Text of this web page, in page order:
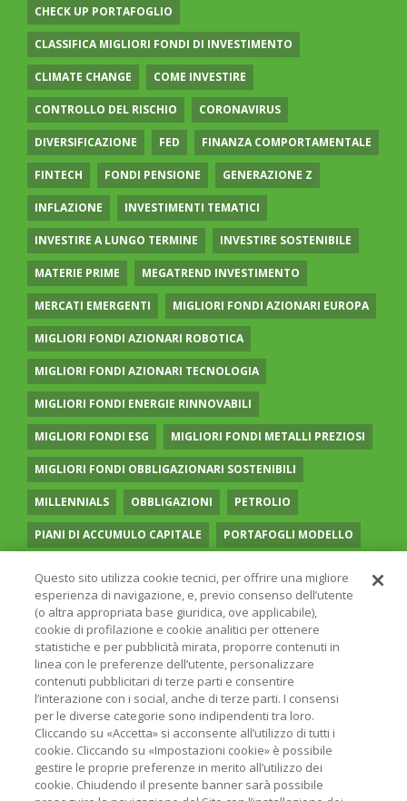
CHECK UP PORTAFOGLIO
CLASSIFICA MIGLIORI FONDI DI INVESTIMENTO
CLIMATE CHANGE COME INVESTIRE
CONTROLLO DEL RISCHIO CORONAVIRUS
DIVERSIFICAZIONE FED FINANZA COMPORTAMENTALE
FINTECH FONDI PENSIONE GENERAZIONE Z
INFLAZIONE INVESTIMENTI TEMATICI
INVESTIRE A LUNGO TERMINE INVESTIRE SOSTENIBILE
MATERIE PRIME MEGATREND INVESTIMENTO
MERCATI EMERGENTI MIGLIORI FONDI AZIONARI EUROPA
MIGLIORI FONDI AZIONARI ROBOTICA
MIGLIORI FONDI AZIONARI TECNOLOGIA
MIGLIORI FONDI ENERGIE RINNOVABILI
MIGLIORI FONDI ESG MIGLIORI FONDI METALLI PREZIOSI
MIGLIORI FONDI OBBLIGAZIONARI SOSTENIBILI
MILLENNIALS OBBLIGAZIONI PETROLIO
PIANI DI ACCUMULO CAPITALE PORTAFOGLI MODELLO
RISPARMIO GESTITO SOCIAL MEDIA STILE VALUE
TASSI UGUAGLIANZA DI GENERE VOLATILITÀ
© 2026 ONLINE SIM - ONLINE SIM È UNA SOCIETÀ DEL
GRUPPO BANCARIOERSEL - P.IVA 12927410154
PRIVACY POLICY
COOKIE INFORMAZIONI LEGALI
Questo sito utilizza cookie tecnici, per offrire una migliore
esperienza di navigazione, e, previo consenso dell’utente
(o altra appropriata base giuridica, ove applicabile),
cookie di profilazione e cookie analitici per ottenere
statistiche e per pubblicità mirata, proporre contenuti in
linea con le preferenze dell’utente, personalizzare
contenuti pubblicitari di terze parti e consentire
l’interazione con i social, anche di terze parti. I consensi
per le diverse categorie sono indipendenti tra loro.
Cliccando su «Accetta» si acconsente all’utilizzo di tutti i
cookie. Cliccando su «Impostazioni cookie» è possibile
gestire le proprie preferenze in merito all’utilizzo dei
cookie. Chiudendo il presente banner sarà possibile